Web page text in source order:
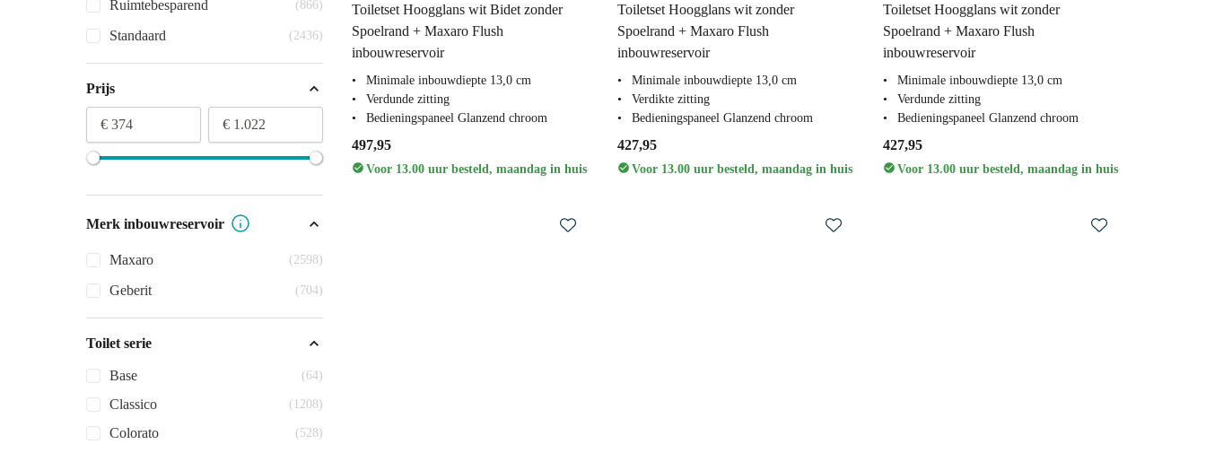
Ruimtebesparend (866)
Standaard (2436)
Prijs
€ 374 € 1.022
Merk inbouwreservoir
Maxaro (2598)
Geberit (704)
Toilet serie
Base (64)
Classico (1208)
Colorato (528)
Toiletset Hoogglans wit Bidet zonder
Spoelrand + Maxaro Flush
inbouwreservoir
Minimale inbouwdiepte 13,0 cm
Verdunde zitting
Bedieningspaneel Glanzend chroom
497,95
Voor 13.00 uur besteld, maandag in huis
Toiletset Hoogglans wit zonder
Spoelrand + Maxaro Flush
inbouwreservoir
Minimale inbouwdiepte 13,0 cm
Verdikte zitting
Bedieningspaneel Glanzend chroom
427,95
Voor 13.00 uur besteld, maandag in huis
Toiletset Hoogglans wit zonder
Spoelrand + Maxaro Flush
inbouwreservoir
Minimale inbouwdiepte 13,0 cm
Verdunde zitting
Bedieningspaneel Glanzend chroom
427,95
Voor 13.00 uur besteld, maandag in huis